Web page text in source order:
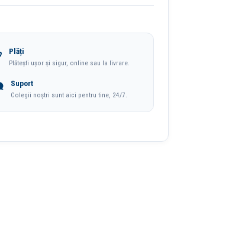
Plăți
Plătești ușor și sigur, online sau la livrare.
Suport
Colegii noștri sunt aici pentru tine, 24/7.